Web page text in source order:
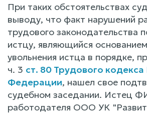
При таких обстоятельствах
выводу, что факт нарушений
трудового законодательства
истцу, являющийся
увольнения истца в порядке,
ч. 3 ст. 80 Трудового
Федерации, нашел свое
судебном заседании. Истец
работодателя ООО УК